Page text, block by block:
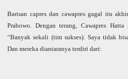
Barisan capres dan cawapres gagal itu
Prabowo. Dengan terang, Cawapres
“Banyak sekali (tim sukses). Saya tidak
Dan mereka diantaranya terdiri dari: